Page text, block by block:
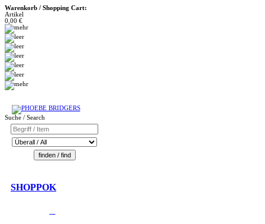
Warenkorb / Shopping Cart:
Artikel
0,00 €
Suche / Search
SHOPPOK